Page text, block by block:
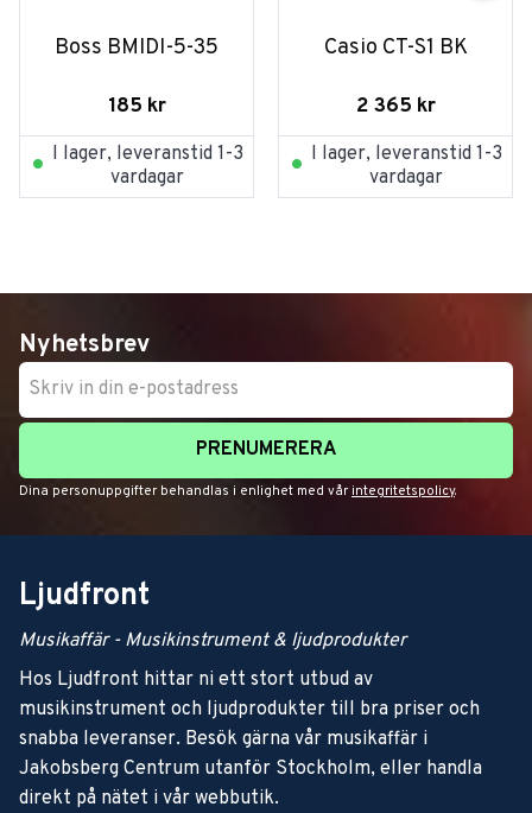
Boss BMIDI-5-35
185 kr
I lager, leveranstid 1-3
vardagar
Casio CT-S1 BK
2 365 kr
I lager, leveranstid 1-3
vardagar
Nyhetsbrev
PRENUMERERA
Dina personuppgifter behandlas i enlighet med vår integritetspolicy.
Ljudfront
Musikaffär - Musikinstrument & ljudprodukter
Hos Ljudfront hittar ni ett stort utbud av
musikinstrument och ljudprodukter till bra priser och
snabba leveranser. Besök gärna vår musikaffär i
Jakobsberg Centrum utanför Stockholm, eller handla
direkt på nätet i vår webbutik.